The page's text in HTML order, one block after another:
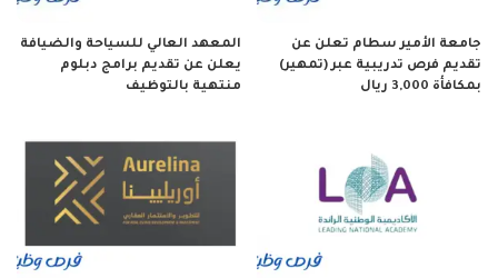
جامعة الأمير سطام تعلن عن
تقديم فرص تدريبية عبر (تمهير)
بمكافأة 3,000 ريال
المعهد العالي للسياحة والضيافة
يعلن عن تقديم برامج دبلوم
منتهية بالتوظيف